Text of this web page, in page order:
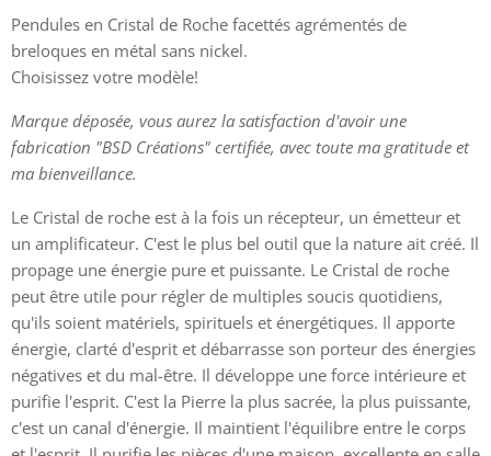
Pendules de Cristal de Roche facettés et breloques
Pendules de Cristal de Roche facettés et breloques
Pendules en Cristal de Roche facettés agrémentés de
breloques en métal sans nickel.
Choisissez votre modèle!
Marque déposée, vous aurez la satisfaction d'avoir une
fabrication "BSD Créations" certifiée, avec toute ma gratitude et
ma bienveillance.
Le Cristal de roche est à la fois un récepteur, un émetteur et
un amplificateur. C'est le plus bel outil que la nature ait créé. Il
propage une énergie pure et puissante. Le Cristal de roche
peut être utile pour régler de multiples soucis quotidiens,
qu'ils soient matériels, spirituels et énergétiques. Il apporte
énergie, clarté d'esprit et débarrasse son porteur des énergies
négatives et du mal-être. Il développe une force intérieure et
purifie l'esprit. C'est la Pierre la plus sacrée, la plus puissante,
c'est un canal d'énergie. Il maintient l'équilibre entre le corps